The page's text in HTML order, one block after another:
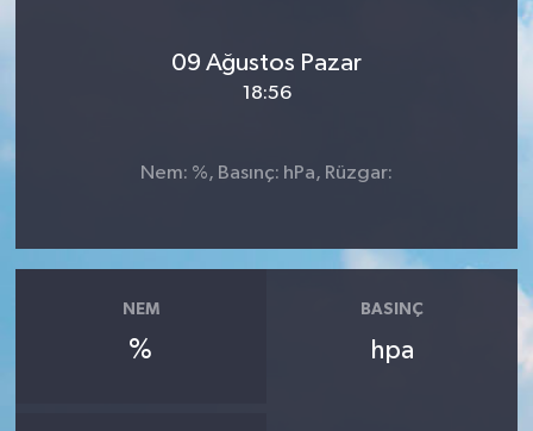
09 Ağustos Pazar
18:56
Nem: %, Basınç: hPa, Rüzgar:
NEM
%
BASINÇ
hpa